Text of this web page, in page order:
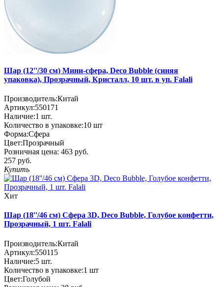
Шар (12''/30 см) Мини-сфера, Deco Bubble (синяя
упаковка), Прозрачный, Кристалл, 10 шт. в уп. Falali
Производитель:Китай
Артикул:550171
Наличие:1 шт.
Количество в упаковке:10 шт
Форма:Сфера
Цвет:Прозрачный
Розничная цена: 463 руб.
257 руб.
Купить
Хит
Шар (18''/46 см) Сфера 3D, Deco Bubble, Голубое конфетти,
Прозрачный, 1 шт. Falali
Производитель:Китай
Артикул:550115
Наличие:5 шт.
Количество в упаковке:1 шт
Цвет:Голубой